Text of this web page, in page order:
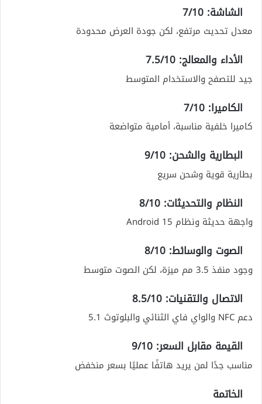
الشاشة: 7/10
معدل تحديث مرتفع، لكن جودة العرض محدودة
الأداء والمعالج: 7.5/10
جيد للتصفح والاستخدام المتوسط
الكاميرا: 7/10
كاميرا خلفية مناسبة، أمامية متواضعة
البطارية والشحن: 9/10
بطارية قوية وشحن سريع
النظام والتحديثات: 8/10
واجهة حديثة ونظام Android 15
الصوت والوسائط: 8/10
وجود منفذ 3.5 مم ميزة، لكن الصوت متوسط
الاتصال والتقنيات: 8.5/10
دعم NFC والواي فاي الثنائي والبلوتوث 5.1
القيمة مقابل السعر: 9/10
مناسب جدًا لمن يريد هاتفًا عمليًا بسعر منخفض
الخاتمة